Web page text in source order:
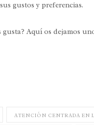
gustos y preferencias.
gusta? Aquí os dejamos
ATENCIÓN CENTRADA EN